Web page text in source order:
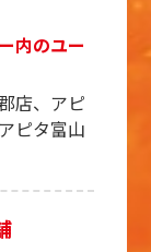
内のユー
店、アピ
ピタ富山